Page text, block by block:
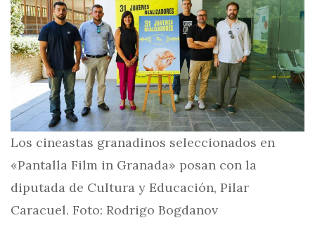
Los cineastas granadinos seleccionados en
«Pantalla Film in Granada» posan con la
diputada de Cultura y Educación, Pilar
Caracuel. Foto: Rodrigo Bogdanov